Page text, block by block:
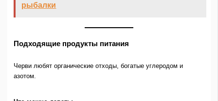
рыбалки
Подходящие продукты питания
Черви любят органические отходы, богатые углеродом и
азотом.